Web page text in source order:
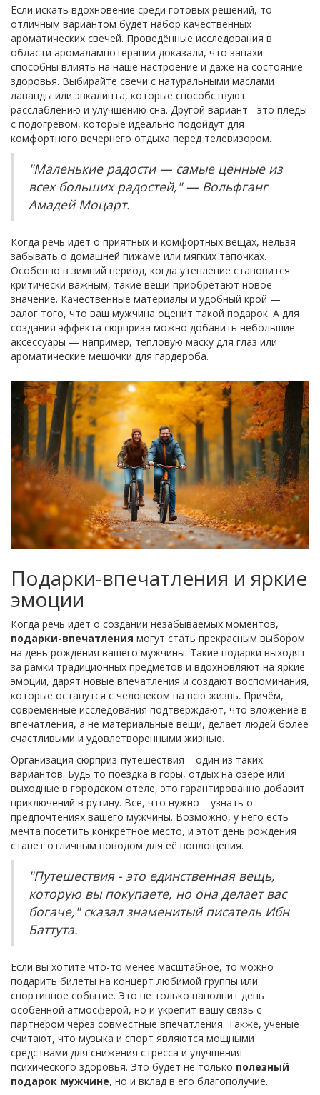
Если искать вдохновение среди готовых решений, то
отличным вариантом будет набор качественных
ароматических свечей. Проведённые исследования в
области аромалампотерапии доказали, что запахи
способны влиять на наше настроение и даже на состояние
здоровья. Выбирайте свечи с натуральными маслами
лаванды или эвкалипта, которые способствуют
расслаблению и улучшению сна. Другой вариант - это пледы
с подогревом, которые идеально подойдут для
комфортного вечернего отдыха перед телевизором.
"Маленькие радости — самые ценные из
всех больших радостей," — Вольфганг
Амадей Моцарт.
Когда речь идет о приятных и комфортных вещах, нельзя
забывать о домашней пижаме или мягких тапочках.
Особенно в зимний период, когда утепление становится
критически важным, такие вещи приобретают новое
значение. Качественные материалы и удобный крой —
залог того, что ваш мужчина оценит такой подарок. А для
создания эффекта сюрприза можно добавить небольшие
аксессуары — например, тепловую маску для глаз или
ароматические мешочки для гардероба.
Подарки-впечатления и яркие
эмоции
Когда речь идет о создании незабываемых моментов,
подарки-впечатления могут стать прекрасным выбором
на день рождения вашего мужчины. Такие подарки выходят
за рамки традиционных предметов и вдохновляют на яркие
эмоции, дарят новые впечатления и создают воспоминания,
которые останутся с человеком на всю жизнь. Причём,
современные исследования подтверждают, что вложение в
впечатления, а не материальные вещи, делает людей более
счастливыми и удовлетворенными жизнью.
Организация сюрприз-путешествия – один из таких
вариантов. Будь то поездка в горы, отдых на озере или
выходные в городском отеле, это гарантированно добавит
приключений в рутину. Все, что нужно – узнать о
предпочтениях вашего мужчины. Возможно, у него есть
мечта посетить конкретное место, и этот день рождения
станет отличным поводом для её воплощения.
"Путешествия - это единственная вещь,
которую вы покупаете, но она делает вас
богаче," сказал знаменитый писатель Ибн
Баттута.
Если вы хотите что-то менее масштабное, то можно
подарить билеты на концерт любимой группы или
спортивное событие. Это не только наполнит день
особенной атмосферой, но и укрепит вашу связь с
партнером через совместные впечатления. Также, учёные
считают, что музыка и спорт являются мощными
средствами для снижения стресса и улучшения
психического здоровья. Это будет не только полезный
подарок мужчине, но и вклад в его благополучие.